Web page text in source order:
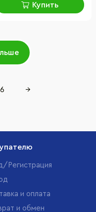
Купить
6 →
Регистрация
и оплата
и обмен